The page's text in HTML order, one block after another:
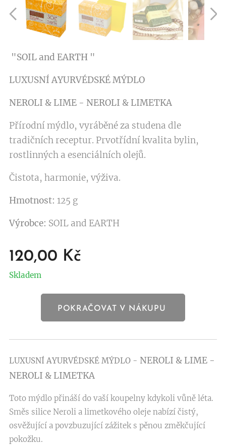
"SOIL and EARTH "
LUXUSNÍ AYURVÉDSKÉ MÝDLO
NEROLI & LIME - NEROLI & LIMETKA
Přírodní mýdlo, vyráběné za studena dle
tradičních receptur. Prvotřídní kvalita bylin,
rostlinných a esenciálních olejů.
Čistota, harmonie, výživa.
Hmotnost: 125 g
Výrobce: SOIL and EARTH
120,00 Kč
Skladem
POKRAČOVAT V NÁKUPU
LUXUSNÍ AYURVÉDSKÉ MÝDLO - NEROLI & LIME -
NEROLI & LIMETKA
Toto mýdlo přináší do vaší koupelny kdykoli vůně léta.
Směs silice Neroli a limetkového oleje nabízí čistý,
osvěžující a povzbuzující zážitek s pěnou změkčující
pokožku.